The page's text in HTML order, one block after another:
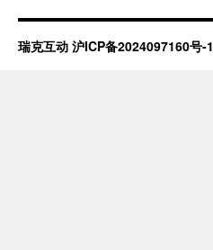
瑞克互动 沪ICP备2024097160号-1